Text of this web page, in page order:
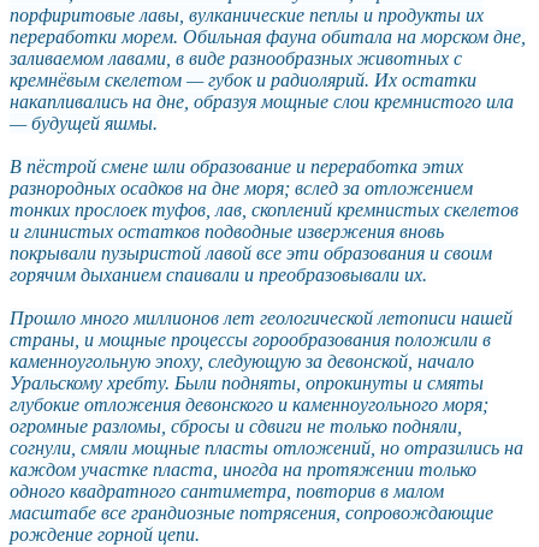
порфиритовые лавы, вулканические пеплы и продукты их
переработки морем. Обильная фауна обитала на морском дне,
заливаемом лавами, в виде разнообразных животных с
кремнёвым скелетом — губок и радиолярий. Их остатки
накапливались на дне, образуя мощные слои кремнистого ила
— будущей яшмы.
В пёстрой смене шли образование и переработка этих
разнородных осадков на дне моря; вслед за отложением
тонких прослоек туфов, лав, скоплений кремнистых скелетов
и глинистых остатков подводные извержения вновь
покрывали пузыристой лавой все эти образования и своим
горячим дыханием спаивали и преобразовывали их.
Прошло много миллионов лет геологической летописи нашей
страны, и мощные процессы горообразования положили в
каменноугольную эпоху, следующую за девонской, начало
Уральскому хребту. Были подняты, опрокинуты и смяты
глубокие отложения девонского и каменноугольного моря;
огромные разломы, сбросы и сдвиги не только подняли,
согнули, смяли мощные пласты отложений, но отразились на
каждом участке пласта, иногда на протяжении только
одного квадратного сантиметра, повторив в малом
масштабе все грандиозные потрясения, сопровождающие
рождение горной цепи.